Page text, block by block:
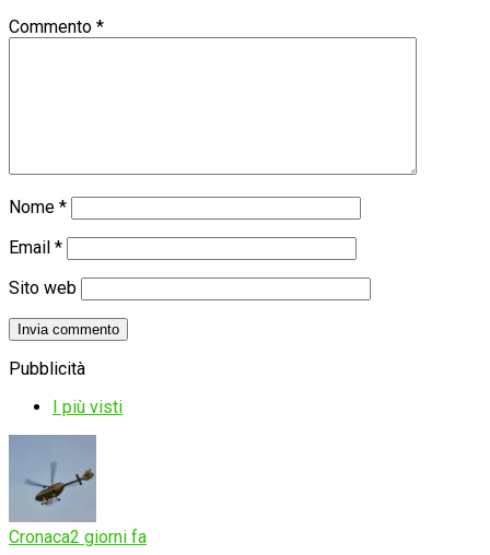
Commento *
Nome *
Email *
Sito web
Pubblicità
I più visti
Cronaca2 giorni fa